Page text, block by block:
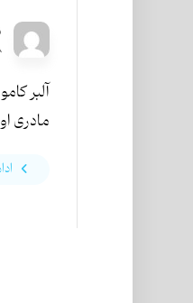
آلبر
مادری